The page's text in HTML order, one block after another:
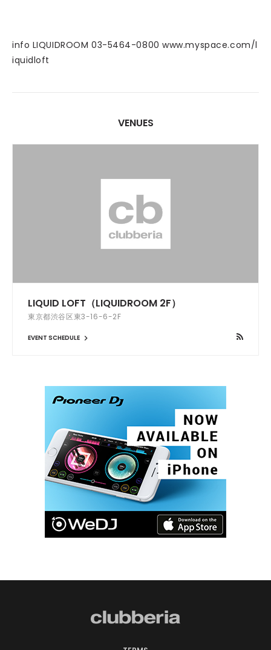
info LIQUIDROOM 03-5464-0800 www.myspace.com/l
iquidloft
VENUES
LIQUID LOFT（LIQUIDROOM 2F）
東京都渋谷区東3-16-6-2F
EVENT SCHEDULE